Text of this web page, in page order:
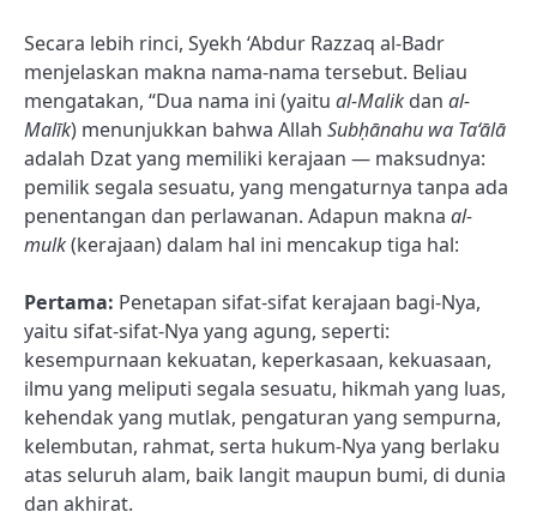
Secara lebih rinci, Syekh ‘Abdur Razzaq al-Badr
menjelaskan makna nama-nama tersebut. Beliau
mengatakan, “Dua nama ini (yaitu al-Malik dan al-
Malīk) menunjukkan bahwa Allah Subḥānahu wa Ta‘ālā
adalah Dzat yang memiliki kerajaan — maksudnya:
pemilik segala sesuatu, yang mengaturnya tanpa ada
penentangan dan perlawanan. Adapun makna al-
mulk(kerajaan) dalam hal ini mencakup tiga hal:
Pertama: Penetapan sifat-sifat kerajaan bagi-Nya,
yaitu sifat-sifat-Nya yang agung, seperti:
kesempurnaan kekuatan, keperkasaan, kekuasaan,
ilmu yang meliputi segala sesuatu, hikmah yang luas,
kehendak yang mutlak, pengaturan yang sempurna,
kelembutan, rahmat, serta hukum-Nya yang berlaku
atas seluruh alam, baik langit maupun bumi, di dunia
dan akhirat.